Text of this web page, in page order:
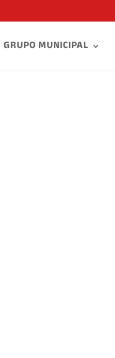
GRUPO MUNICIPAL